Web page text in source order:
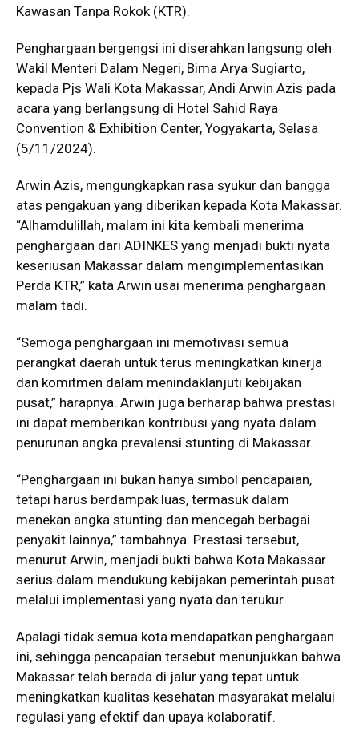
Kawasan Tanpa Rokok (KTR).
Penghargaan bergengsi ini diserahkan langsung oleh
Wakil Menteri Dalam Negeri, Bima Arya Sugiarto,
kepada Pjs Wali Kota Makassar, Andi Arwin Azis pada
acara yang berlangsung di Hotel Sahid Raya
Convention & Exhibition Center, Yogyakarta, Selasa
(5/11/2024).
Arwin Azis, mengungkapkan rasa syukur dan bangga
atas pengakuan yang diberikan kepada Kota Makassar.
“Alhamdulillah, malam ini kita kembali menerima
penghargaan dari ADINKES yang menjadi bukti nyata
keseriusan Makassar dalam mengimplementasikan
Perda KTR,” kata Arwin usai menerima penghargaan
malam tadi.
“Semoga penghargaan ini memotivasi semua
perangkat daerah untuk terus meningkatkan kinerja
dan komitmen dalam menindaklanjuti kebijakan
pusat,” harapnya. Arwin juga berharap bahwa prestasi
ini dapat memberikan kontribusi yang nyata dalam
penurunan angka prevalensi stunting di Makassar.
“Penghargaan ini bukan hanya simbol pencapaian,
tetapi harus berdampak luas, termasuk dalam
menekan angka stunting dan mencegah berbagai
penyakit lainnya,” tambahnya. Prestasi tersebut,
menurut Arwin, menjadi bukti bahwa Kota Makassar
serius dalam mendukung kebijakan pemerintah pusat
melalui implementasi yang nyata dan terukur.
Apalagi tidak semua kota mendapatkan penghargaan
ini, sehingga pencapaian tersebut menunjukkan bahwa
Makassar telah berada di jalur yang tepat untuk
meningkatkan kualitas kesehatan masyarakat melalui
regulasi yang efektif dan upaya kolaboratif.